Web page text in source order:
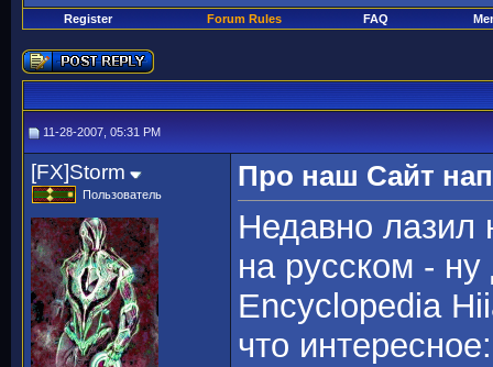
Register Forum Rules FAQ
11-28-2007, 05:31 PM
[FX]Storm
Пользователь
Про наш Сайт
Недавно лазил
на русском -
Encyclopedia
что интересное: